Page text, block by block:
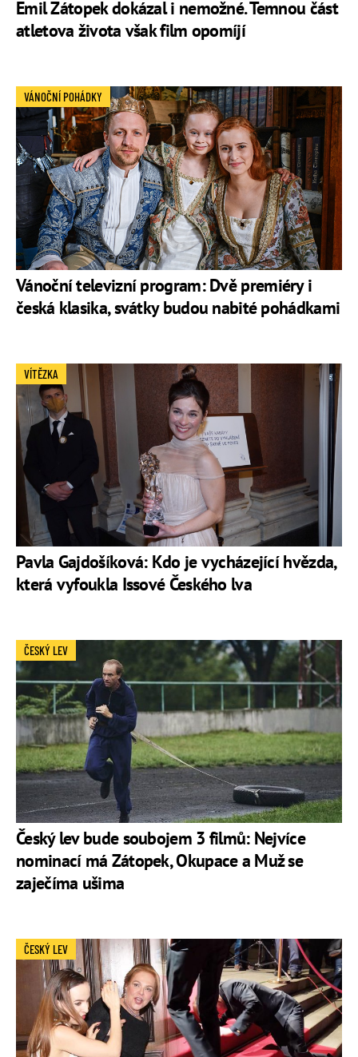
Emil Zátopek dokázal i nemožné. Temnou část
atletova života však film opomíjí
Vánoční televizní program: Dvě premiéry i
česká klasika, svátky budou nabité pohádkami
VÁNOČNÍ POHÁDKY
Pavla Gajdošíková: Kdo je vycházející hvězda,
která vyfoukla Issové Českého lva
VÍTĚZKA
Český lev bude soubojem 3 filmů: Nejvíce
nominací má Zátopek, Okupace a Muž se
zaječíma ušima
ČESKÝ LEV
ČESKÝ LEV